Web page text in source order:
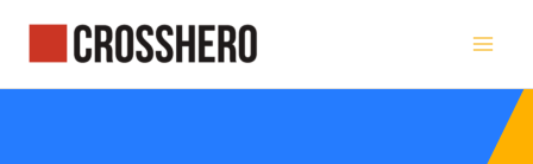
contenido